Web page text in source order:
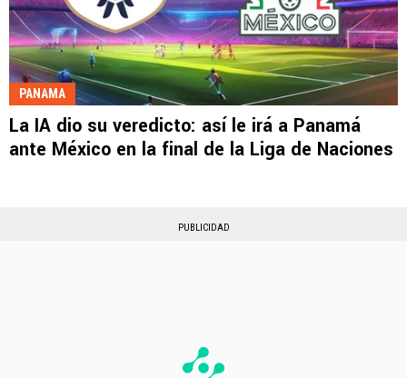
PANAMA
La IA dio su veredicto: así le irá a Panamá
ante México en la final de la Liga de Naciones
PUBLICIDAD